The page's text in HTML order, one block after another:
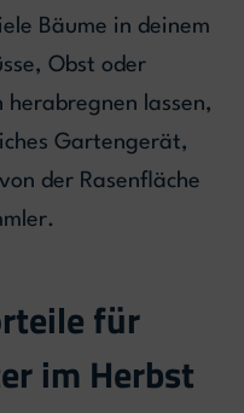
Bäume in deinem
Obst oder
lassen,
Gartengerät,
der Rasenfläche
für
im Herbst